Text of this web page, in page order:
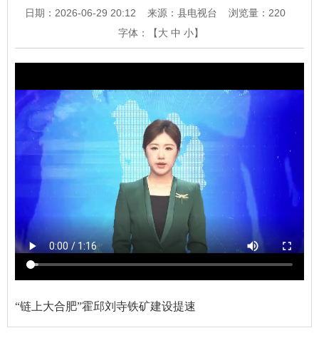
日期：2026-06-29 20:12 来源：县电视台 浏览量： 220
字体：【大 中 小】
“链上大合肥”霍邱刘寺铁矿建设提速